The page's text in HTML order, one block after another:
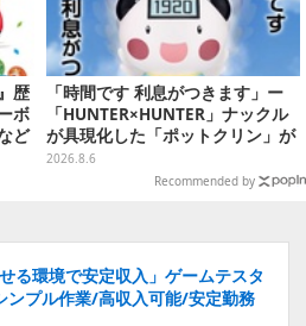
歴
ボ
ど
「時間です 利息がつきます」ー
「HUNTER×HUNTER」ナックル
が具現化した「ポットクリン」が
貯金箱としてプライズ展開
2026.8.6
Recommended by
る環境で安定収入」ゲームテスタ
プル作業/高収入可能/安定勤務